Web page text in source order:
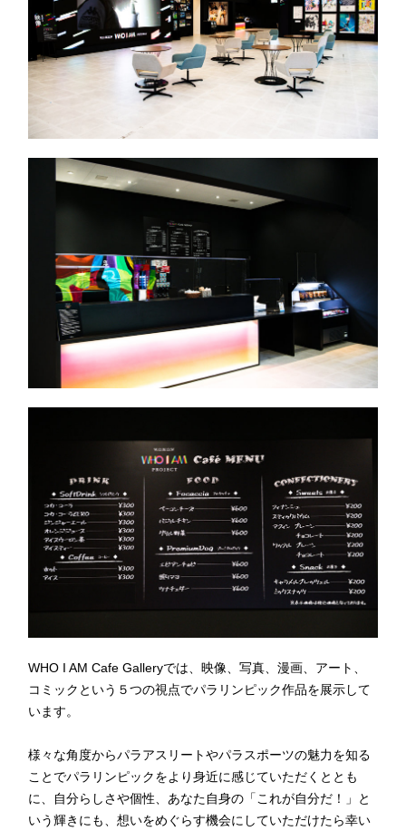
WHO I AM Cafe Galleryでは、映像、写真、漫画、アート、
コミックという５つの視点でパラリンピック作品を展示して
います。
様々な角度からパラアスリートやパラスポーツの魅力を知る
ことでパラリンピックをより身近に感じていただくととも
に、自分らしさや個性、あなた自身の「これが自分だ！」と
いう輝きにも、想いをめぐらす機会にしていただけたら幸い